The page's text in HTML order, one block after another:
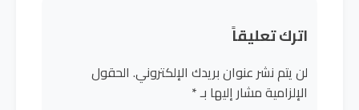
اترك تعليقاً
لن يتم نشر عنوان بريدك الإلكتروني. الحقول
الإلزامية مشار إليها بـ*